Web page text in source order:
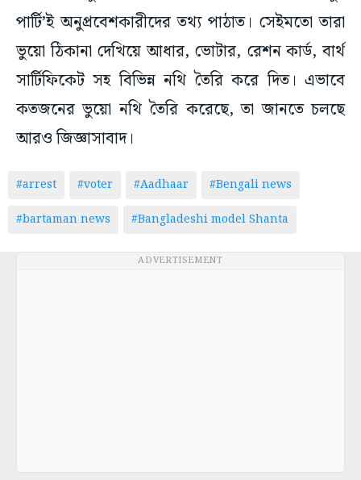
পার্টি’ই অনুপ্রবেশকারীদের তথ্য পাঠাত। সেইমতো তারা
ভুয়ো ঠিকানা দেখিয়ে আধার, ভোটার, রেশন কার্ড, বার্থ
সার্টিফিকেট সহ বিভিন্ন নথি তৈরি করে দিত। এভাবে
কতজনের ভুয়ো নথি তৈরি করেছে, তা জানতে চলছে
আরও জিজ্ঞাসাবাদ।
#arrest #voter #Aadhaar
#Bengali news
#bartaman news
#Bangladeshi model Shanta
ADVERTISEMENT